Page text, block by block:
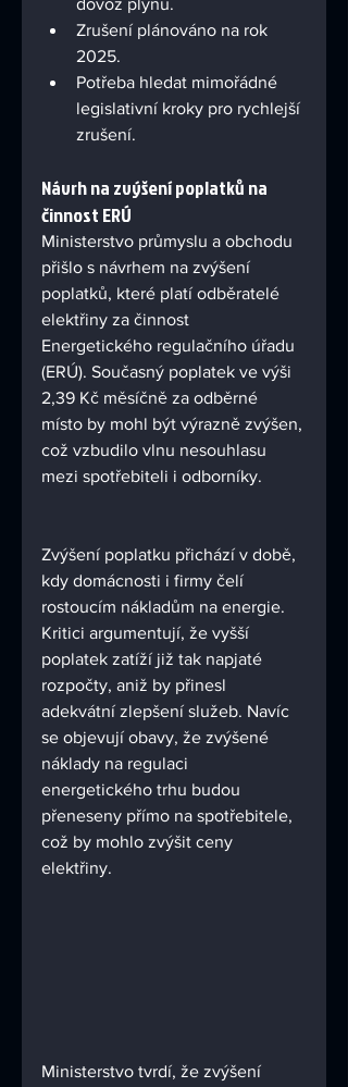
Zrušení plánováno na rok
2025.
Potřeba hledat mimořádné
legislativní kroky pro rychlejší
zrušení.
Návrh na zvýšení poplatků na
činnost ERÚ
Ministerstvo průmyslu a obchodu
přišlo s návrhem na zvýšení
poplatků, které platí odběratelé
elektřiny za činnost
Energetického regulačního úřadu
(ERÚ). Současný poplatek ve výši
2,39 Kč měsíčně za odběrné
místo by mohl být výrazně zvýšen,
což vzbudilo vlnu nesouhlasu
mezi spotřebiteli i odborníky.
Zvýšení poplatku přichází v době,
kdy domácnosti i firmy čelí
rostoucím nákladům na energie.
Kritici argumentují, že vyšší
poplatek zatíží již tak napjaté
rozpočty, aniž by přinesl
adekvátní zlepšení služeb. Navíc
se objevují obavy, že zvýšené
náklady na regulaci
energetického trhu budou
přeneseny přímo na spotřebitele,
což by mohlo zvýšit ceny
elektřiny.
Ministerstvo tvrdí, že zvýšení